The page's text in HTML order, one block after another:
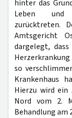
hinter das
Leben und
zurücktreten.
Amtsgericht
dargelegt,
so
Krankenhaus
Hierzu wird ein
Nord vom 2.
Behandlung am